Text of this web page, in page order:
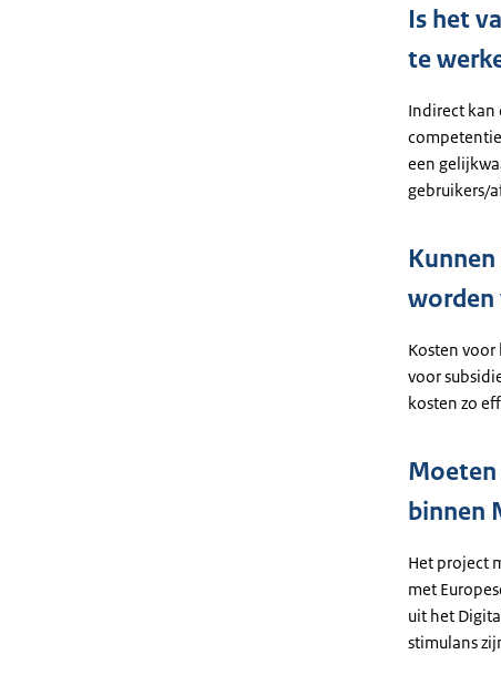
Is het
te
Indirect kan
een
gebruikers/
worden
Kosten
voor
kosten zo
binnen
Het project
met
uit het
stimulans